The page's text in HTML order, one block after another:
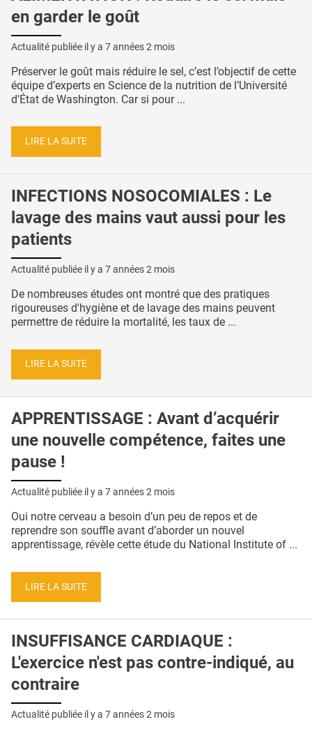
en garder le goût
Actualité publiée il y a 7 années 2 mois
Préserver le goût mais réduire le sel, c’est l’objectif de cette
équipe d’experts en Science de la nutrition de l’Université
d'État de Washington. Car si pour ...
LIRE LA SUITE
INFECTIONS NOSOCOMIALES : Le
lavage des mains vaut aussi pour les
patients
Actualité publiée il y a 7 années 2 mois
De nombreuses études ont montré que des pratiques
rigoureuses d'hygiène et de lavage des mains peuvent
permettre de réduire la mortalité, les taux de ...
LIRE LA SUITE
APPRENTISSAGE : Avant d’acquérir
une nouvelle compétence, faites une
pause !
Actualité publiée il y a 7 années 2 mois
Oui notre cerveau a besoin d’un peu de repos et de
reprendre son souffle avant d’aborder un nouvel
apprentissage, révèle cette étude du National Institute of ...
LIRE LA SUITE
INSUFFISANCE CARDIAQUE :
L'exercice n'est pas contre-indiqué, au
contraire
Actualité publiée il y a 7 années 2 mois